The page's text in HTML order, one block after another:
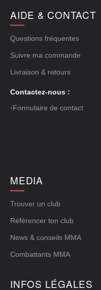
AIDE & CONTACT
Questions fréquentes
Suivre ma commande
Livraison & retours
Contactez-nous :
›Formulaire de contact
MEDIA
Trouver un club
Référencer ton club
News & conseils MMA
Combattants MMA
INFOS LÉGALES